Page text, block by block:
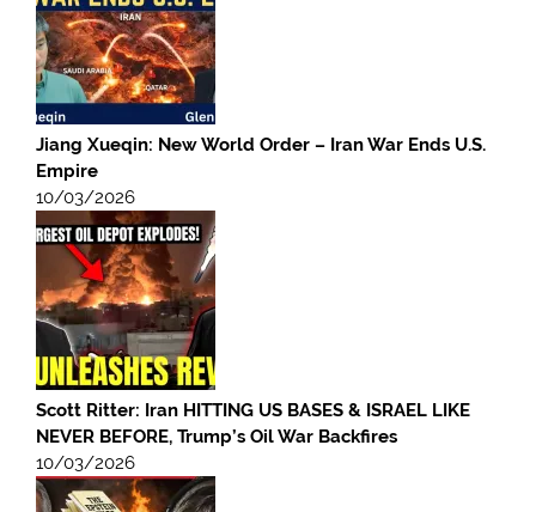
Jiang Xueqin: New World Order – Iran War Ends U.S.
Empire
10/03/2026
Scott Ritter: Iran HITTING US BASES & ISRAEL LIKE
NEVER BEFORE, Trump’s Oil War Backfires
10/03/2026